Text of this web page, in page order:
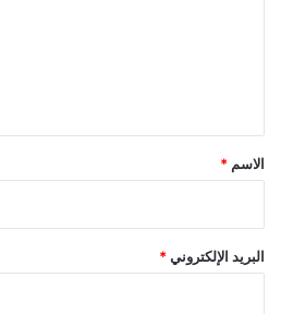
*
الاسم *
البريد الإلكتروني*